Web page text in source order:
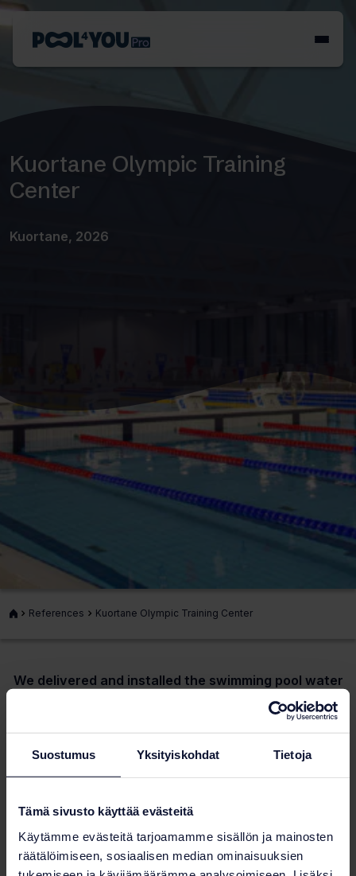
Suostumus Yksityiskohdat Tietoja
Tämä sivusto käyttää evästeitä
Käytämme evästeitä tarjoamamme sisällön ja mainosten
räätälöimiseen, sosiaalisen median ominaisuuksien
Skip
content
Front
Kuortane Olympic Training
Center
Kuortane, 2026
FrontReferences Kuortane Olympic Training Center
We delivered and installed the swimming pool water
treatment system at Kuortane Olympic Training
Center, using sand filtration. The installation
included five independent water treatment units
serving a 50-meter Olympic-size pool, a
multipurpose pool, a teaching and paddling pool, a
package included duplex stainless steel handrails
(1.4432), pool windows, Hexagone pool robot, Splash
pool lift, and lane line traps.